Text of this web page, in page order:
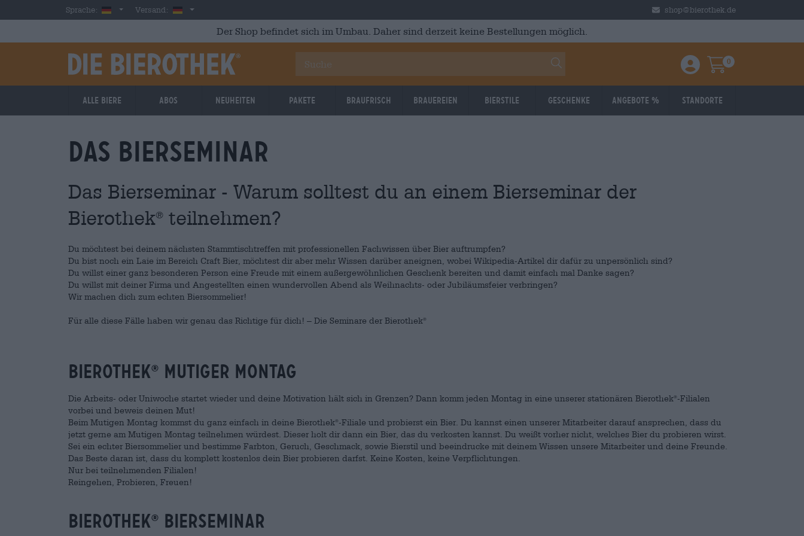
Skip to main contentSprache: GermanVersand: Deutschland shop@bierothek.de
Der Shop befindet sich im Umbau. Daher sind derzeit keine Bestellungen möglich.
Einloggen / Anmelden
Warenkorb
0
Alle Biere Abos Neuheiten Pakete Braufrisch Brauereien Bierstile Geschenke Angebote % Standorte
Das Bierseminar
Das Bierseminar - Warum solltest du an einem Bierseminar der
Bierothek® teilnehmen?
Du möchtest bei deinem nächsten Stammtischtreffen mit professionellen Fachwissen über Bier auftrumpfen?
Du bist noch ein Laie im Bereich Craft Bier, möchtest dir aber mehr Wissen darüber aneignen, wobei Wikipedia-Artikel dir dafür zu unpersönlich sind?
Du willst einer ganz besonderen Person eine Freude mit einem außergewöhnlichen Geschenk bereiten und damit einfach mal Danke sagen?
Du willst mit deiner Firma und Angestellten einen wundervollen Abend als Weihnachts- oder Jubiläumsfeier verbringen?
Wir machen dich zum echten Biersommelier!
Für alle diese Fälle haben wir genau das Richtige für dich! – Die Seminare der Bierothek®
Bierothek® Mutiger Montag
Die Arbeits- oder Uniwoche startet wieder und deine Motivation hält sich in Grenzen? Dann komm jeden Montag in eine unserer stationären Bierothek® -Filialen
vorbei und beweis deinen Mut!
Beim Mutigen Montag kommst du ganz einfach in deine Bierothek® -Filiale und probierst ein Bier. Du kannst einen unserer Mitarbeiter darauf ansprechen, dass du
jetzt gerne am Mutigen Montag teilnehmen würdest. Dieser holt dir dann ein Bier, das du verkosten kannst. Du weißt vorher nicht, welches Bier du probieren wirst.
Sei ein echter Biersommelier und bestimme Farbton, Geruch, Geschmack, sowie Bierstil und beeindrucke mit deinem Wissen unsere Mitarbeiter und deine Freunde.
Das Beste daran ist, dass du komplett kostenlos dein Bier probieren darfst. Keine Kosten, keine Verpflichtungen.
Nur bei teilnehmenden Filialen!
Reingehen, Probieren, Freuen!
Bierothek® Bierseminar